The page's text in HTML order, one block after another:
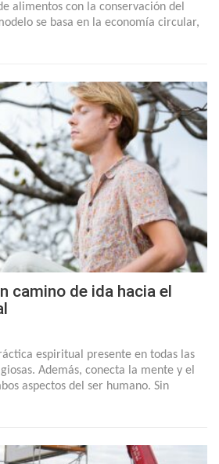
alimentos con la conservación del
se basa en la economía circular,
camino de ida hacia el
espiritual presente en todas las
Además, conecta la mente y el
aspectos del ser humano. Sin